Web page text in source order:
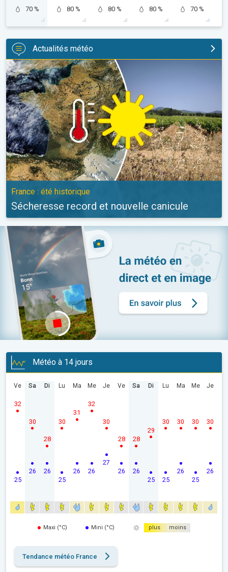
70 %
80 %
80 %
80 %
70 %
Actualités météo
Sécheresse record et nouvelle canicule. France : été
France : été historique
Sécheresse record et nouvelle canicule
Météo à 14 jours
Ve
25
32
Sa
26
30
Di
26
28
Lu
25
30
Ma
26
31
Me
26
32
Je
27
30
Ve
26
28
Sa
26
28
Di
25
29
Lu
25
30
Ma
26
30
Me
25
30
Je
26
30
Maxi (°C) Mini (°C) plus moins
Tendance météo France